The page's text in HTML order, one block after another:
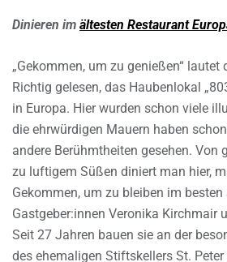
Dinieren im ältesten Restaurant
„Gekommen, um zu genießen“ lautet
Richtig gelesen, das Haubenlokal
in Europa. Hier wurden schon viele
die ehrwürdigen Mauern haben
andere Berühmtheiten gesehen. Von
zu luftigem Süßen diniert man hier,
Gekommen, um zu bleiben im
Gastgeber:innen Veronika Kirchmair
Seit 27 Jahren bauen sie an der
des ehemaligen Stiftskellers St.